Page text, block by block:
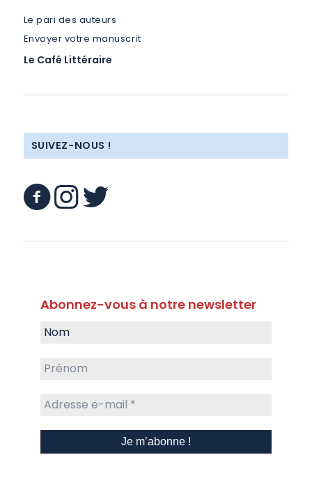
Le pari des auteurs
Envoyer votre manuscrit
Le Café Littéraire
SUIVEZ-NOUS !
Abonnez-vous à notre newsletter